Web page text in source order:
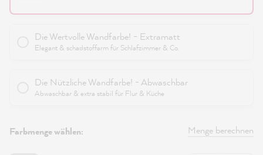
Die Wertvolle Wandfarbe! - Extramatt
Elegant & schadstoffarm für Schlafzimmer & Co.
Die Nützliche Wandfarbe! - Abwaschbar
Abwaschbar & extra stabil für Flur & Küche
Farbmenge wählen: Menge berechnen